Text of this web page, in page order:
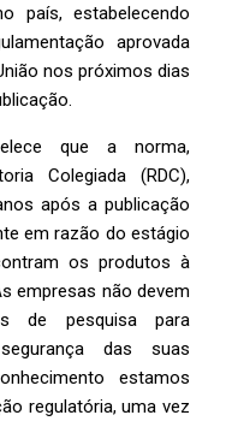
país, estabelecendo
aprovada
nos próximos dias
que a norma,
Colegiada (RDC),
após a publicação
em razão do estágio
os produtos à
empresas não devem
de pesquisa para
das suas
estamos
regulatória, uma vez